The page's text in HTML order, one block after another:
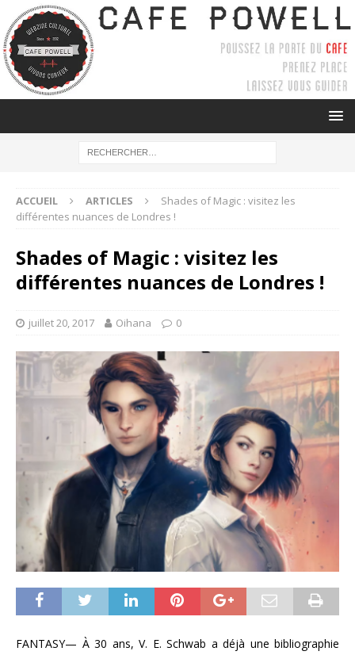
ACCUEIL ARTICLES
Shades of Magic : visitez les
différentes nuances de Londres !
Shades of Magic : visitez les
différentes nuances de Londres !
juillet 20, 2017 Oihana 0
FANTASY— À 30 ans, V. E. Schwab a déjà une bibliographie